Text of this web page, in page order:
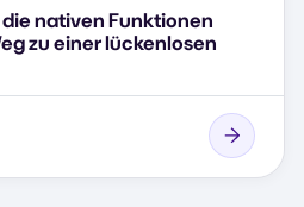
nativen Funktionen
zu einer lückenlosen